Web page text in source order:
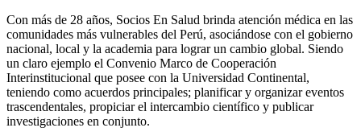
Con más de 28 años, Socios En Salud brinda atención médica en las
comunidades más vulnerables del Perú, asociándose con el gobierno
nacional, local y la academia para lograr un cambio global. Siendo
un claro ejemplo el Convenio Marco de Cooperación
Interinstitucional que posee con la Universidad Continental,
teniendo como acuerdos principales; planificar y organizar eventos
trascendentales, propiciar el intercambio científico y publicar
investigaciones en conjunto.